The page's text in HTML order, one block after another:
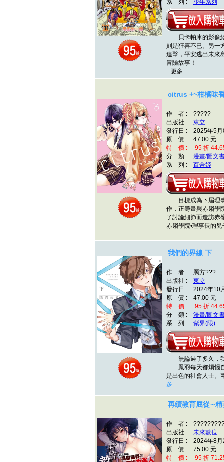
系 列 : 少年系列
貝卡帕庫的影像
則是狂喜不已。另一
追擊，平安逃出未來
冒險故事！
...更多
citrus +~柑橘味
作 者 : ?????
出版社 : 東立
發行日 : 2025年5月
原 價 : 47.00 元
特 價 : 95 折
分 類 : 漫畫/圖文
系 列 : 百合姬
目標成為下屆理事
作，正籌畫與赤嶺學
了討論細節而造訪赤
赤嶺學院•理事長的
我們的界線 下
作 者 : 鴈方???
出版社 : 東立
發行日 : 2024年10
原 價 : 47.00 元
特 價 : 95 折
分 類 : 漫畫/圖文
系 列 : 紫界(限)
無論過了多久，我
鳳羽每天都煩惱自
是出色的社會人士
多
再續教育屈從∼
作 者 :
出版社 : 未來數位
發行日 : 2024年8月
原 價 : 75.00 元
特 價 : 95 折